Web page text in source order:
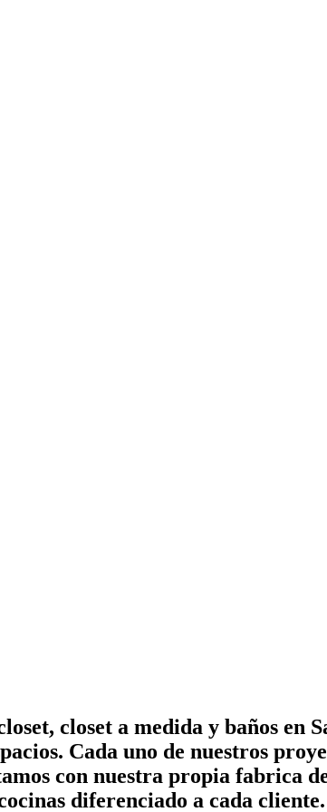
closet a medida y baños en
Cada uno de nuestros
con nuestra propia fabrica
diferenciado a cada cliente.